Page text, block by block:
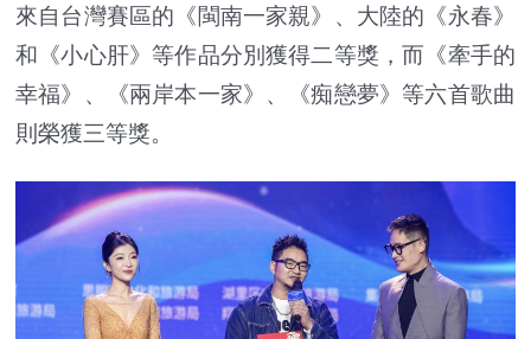
來自台灣賽區的《閩南一家親》、大陸的《永春》
和《小心肝》等作品分別獲得二等獎，而《牽手的
幸福》、《兩岸本一家》、《痴戀夢》等六首歌曲
則榮獲三等獎。